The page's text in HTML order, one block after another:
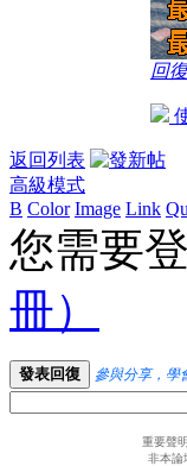
回復
返回列表
高級模式
B Color Image Link
您需要
冊）
發表回復 參與分享，學
重要聲
非本論